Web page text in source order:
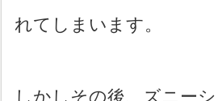
れてしまいます。
しかしその後、ズニー